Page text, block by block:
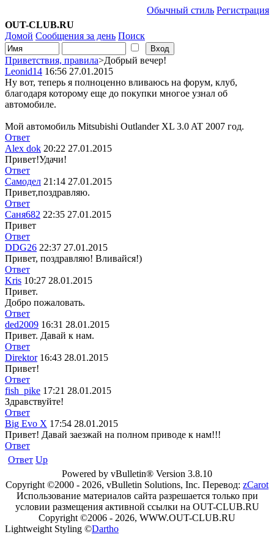
Обычный стиль Регистрация
OUT-CLUB.RU
Домой Сообщения за день Поиск
Приветствия, правила>Добрый вечер!
Leonid14 16:56 27.01.2015
Ну вот, теперь я полноценно вливаюсь на форум, клуб,
благодаря которому еще до покупки многое узнал об
автомобиле.
Мой автомобиль Mitsubishi Outlander XL 3.0 AT 2007 год.
Ответ
Alex dok 20:22 27.01.2015
Привет!Удачи!
Ответ
Самодел 21:14 27.01.2015
Привет,поздравляю.
Ответ
Саня682 22:35 27.01.2015
Привет
Ответ
DDG26 22:37 27.01.2015
Привет, поздравляю! Вливайся!)
Ответ
Kris 10:27 28.01.2015
Привет.
Добро пожаловать.
Ответ
ded2009 16:31 28.01.2015
Привет. Давай к нам.
Ответ
Direktor16:43 28.01.2015
Привет!
Ответ
fish_pike 17:21 28.01.2015
Здравствуйте!
Ответ
Big Evo X 17:54 28.01.2015
Привет! Давай заезжай на полном приводе к нам!!!
Ответ
Ответ Up
Powered by vBulletin® Version 3.8.10
Copyright ©2000 - 2026, vBulletin Solutions, Inc. Перевод: zCarot
Использование материалов сайта разрешается только при
условии размещения активной ссылки на OUT-CLUB.RU
Copyright ©2006 - 2026, WWW.OUT-CLUB.RU
Lightweight Styling ©Dartho